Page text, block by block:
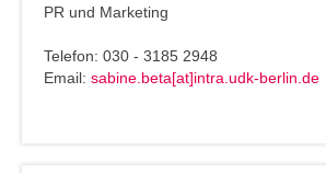
PR und Marketing
Telefon: 030 - 3185 2948
Email: sabine.beta[at]intra.udk-berlin.de